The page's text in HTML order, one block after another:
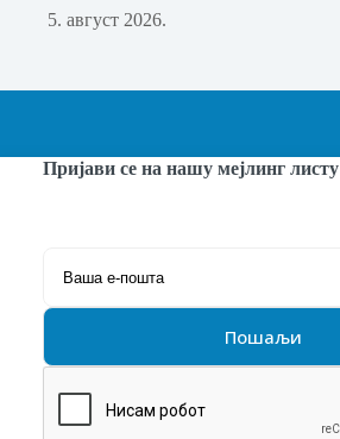
5. август 2026.
Пријави се на нашу мејлинг листу